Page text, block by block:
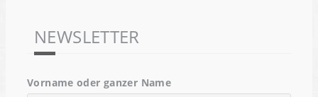
NEWSLETTER
Vorname oder ganzer Name